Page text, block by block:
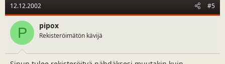
12.12.2002 #5
P pipox
Rekisteröimätön kävijä